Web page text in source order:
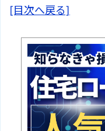
[目次へ戻る]